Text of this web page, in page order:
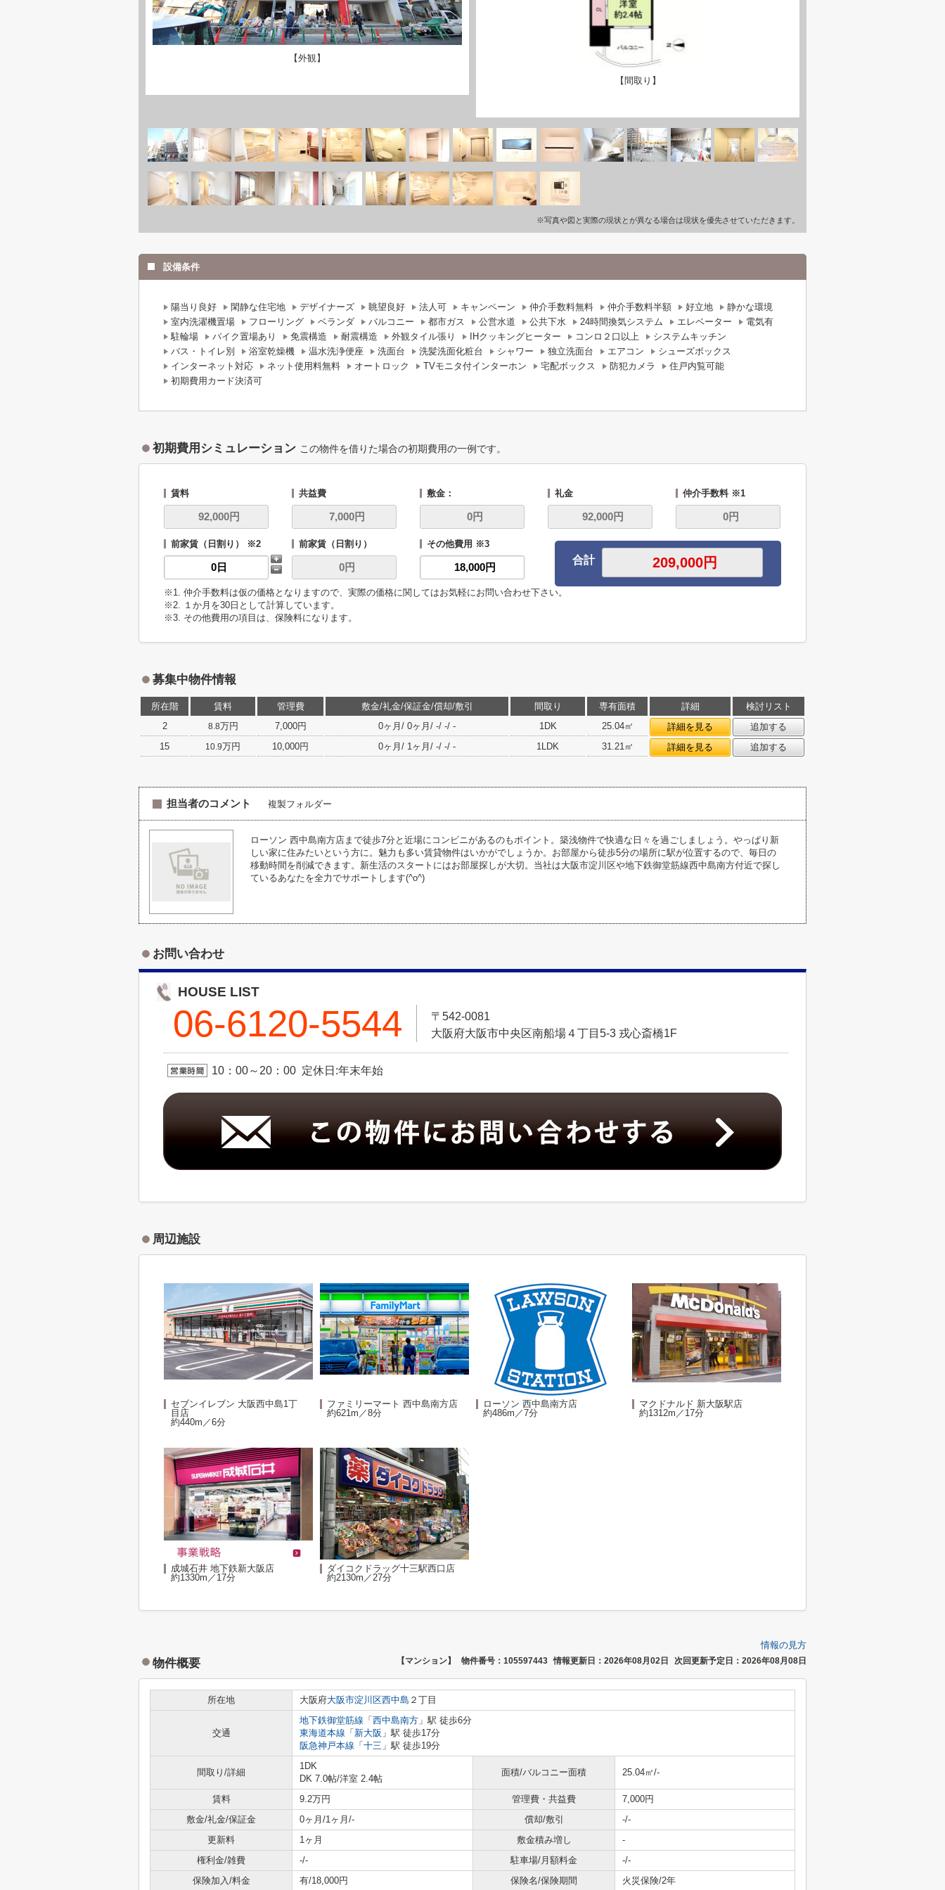
【外観】
【間取り】
※写真や図と実際の現状とが異なる場合は現状を優先させていただきます。
設備条件
陽当り良好 閑静な住宅地 デザイナーズ 眺望良好 法人可 キャンペーン 仲介手数料無料 仲介手数料半額 好立地
静かな環境
室内洗濯機置場
フローリング ベランダ バルコニー 都市ガス 公営水道 公共下水 24時間換気システム エレベーター
電気有
駐輪場
バイク置場あり 免震構造 耐震構造 外観タイル張り IHクッキングヒーター コンロ２口以上
システムキッチン
バス・トイレ別
浴室乾燥機 温水洗浄便座 洗面台 洗髪洗面化粧台 シャワー 独立洗面台 エアコン
シューズボックス
インターネット対応
ネット使用料無料 オートロック TVモニタ付インターホン 宅配ボックス 防犯カメラ
住戸内覧可能
初期費用カード決済可
初期費用シミュレーション この物件を借りた場合の初期費用の一例です。
賃料 共益費 敷金： 礼金 仲介手数料 ※1
前家賃（日割り） ※2 前家賃（日割り） その他費用 ※3
合計
※1. 仲介手数料は仮の価格となりますので、実際の価格に関してはお気軽にお問い合わせ下さい。
※2. １か月を30日として計算しています。
※3. その他費用の項目は、保険料になります。
募集中物件情報
所在階 賃料 管理費 敷金/礼金/保証金/償却/敷引 間取り 専有面積 詳細
検討リスト
2
8.8万円 7,000円 0ヶ月/ 0ヶ月/ -/ -/ - 1DK 25.04㎡ 詳細を見る
追加する
15
10.9万円 10,000円 0ヶ月/ 1ヶ月/ -/ -/ - 1LDK 31.21㎡ 詳細を見る 追加する
担当者のコメント 複製フォルダー
ローソン 西中島南方店まで徒歩7分と近場にコンビニがあるのもポイント。築浅物件で快適な日々を過ごしましょう。やっぱり新
しい家に住みたいという方に。魅力も多い賃貸物件はいかがでしょうか。お部屋から徒歩5分の場所に駅が位置するので、毎日の
移動時間を削減できます。新生活のスタートにはお部屋探しが大切。当社は大阪市淀川区や地下鉄御堂筋線西中島南方付近で探し
ているあなたを全力でサポートします(^o^)
お問い合わせ
HOUSE LIST
06-6120-5544
〒542-0081
大阪府大阪市中央区南船場４丁目5-3 戎心斎橋1F
10：00～20：00 定休日:年末年始
周辺施設
セブンイレブン 大阪西中島1丁
目店
約440m／6分
ファミリーマート 西中島南方店
約621m／8分
ローソン 西中島南方店
約486m／7分
マクドナルド 新大阪駅店
約1312m／17分
成城石井 地下鉄新大阪店
約1330m／17分
ダイコクドラッグ十三駅西口店
約2130m／27分
情報の見方
物件概要 【マンション】 物件番号：105597443 情報更新日：2026年08月02日 次回更新予定日：2026年08月08日
所在地 大阪府大阪市淀川区西中島 ２丁目
交通
地下鉄御堂筋線 「 西中島南方 」駅 徒歩6分
東海道本線 「 新大阪 」駅 徒歩17分
阪急神戸本線 「 十三 」駅 徒歩19分
間取り/詳細
1DK
DK 7.0帖/洋室 2.4帖
面積/バルコニー面積 25.04㎡/-
賃料 9.2万円 管理費・共益費
7,000円
敷金/礼金/保証金
0ヶ月/1ヶ月/- 償却/敷引
-/-
更新料
1ヶ月 敷金積み増し
-
権利金/雑費
-/- 駐車場/月額料金
-/-
保険加入/料金
有/18,000円 保険名/保険期間 火災保険/2年